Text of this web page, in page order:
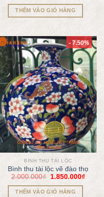
THÊM VÀO GIỎ HÀNG
- 7.50%
BÌNH THU TÀI LỘC
Bình thu tài lộc vẽ đào thọ
2.000.000₫ 1.850.000₫
THÊM VÀO GIỎ HÀNG